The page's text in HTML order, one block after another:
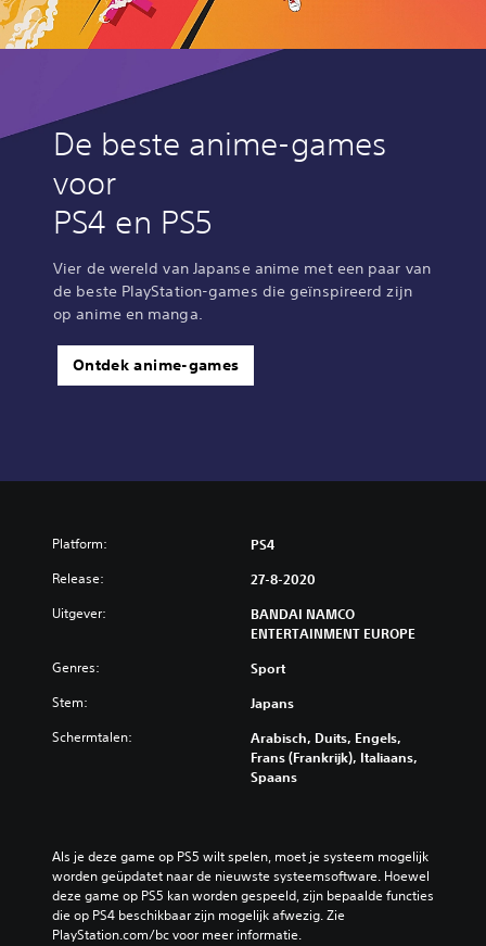
De beste anime-games
voor
PS4 en PS5
Vier de wereld van Japanse anime met een paar van
de beste PlayStation-games die geïnspireerd zijn
op anime en manga.
Ontdek anime-games
Platform: PS4
Release: 27-8-2020
Uitgever:
BANDAI NAMCO
ENTERTAINMENT EUROPE
Genres: Sport
Stem: Japans
Schermtalen:
Arabisch, Duits, Engels,
Frans (Frankrijk), Italiaans,
Spaans
Als je deze game op PS5 wilt spelen, moet je systeem mogelijk
worden geüpdatet naar de nieuwste systeemsoftware. Hoewel
deze game op PS5 kan worden gespeeld, zijn bepaalde functies
die op PS4 beschikbaar zijn mogelijk afwezig. Zie
PlayStation.com/bc voor meer informatie.